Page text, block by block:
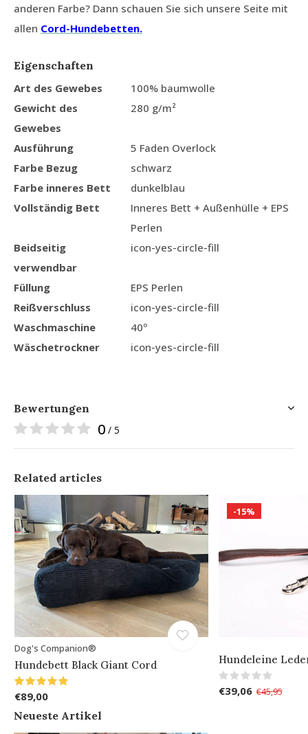
anderen Farbe? Dann schauen Sie sich unsere Seite mit
allen Cord-Hundebetten.
Eigenschaften
Art des Gewebes
100% baumwolle
Gewicht des
Gewebes
280 g/m²
Ausführung
5 Faden Overlock
Farbe Bezug
schwarz
Farbe inneres Bett
dunkelblau
Vollständig Bett
Inneres Bett + Außenhülle + EPS
Perlen
Beidseitig
verwendbar
icon-yes-circle-fill
Füllung
EPS Perlen
Reißverschluss
icon-yes-circle-fill
Waschmaschine
40º
Wäschetrockner
icon-yes-circle-fill
Bewertungen
0 / 5
Related articles
Dog's Companion®
Hundebett Black Giant Cord
€89,00
-15%
Hundeleine
€39,06 €45,95
Neueste Artikel